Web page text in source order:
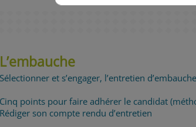
L’embauche
Sélectionner et s’engager, l’entretien
Cinq points pour faire adhérer le candidat
Rédiger son compte rendu d’entretien